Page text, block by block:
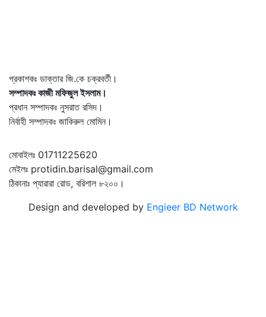
প্রকাশকঃ ডাক্তার জি.কে চক্রবর্তী।
সম্পাদকঃ কাজী মফিজুল ইসলাম।
প্রধান সম্পাদকঃ নুসরাত রসিদ।
নির্বাহী সম্পাদকঃ জাকিরুল মোমিন।
মোবাইলঃ 01711225620
মেইলঃ protidin.barisal@gmail.com
ঠিকানাঃ প্যারারা রোড, বরিশাল ৮২০০।
Design and developed by Engieer BD Network